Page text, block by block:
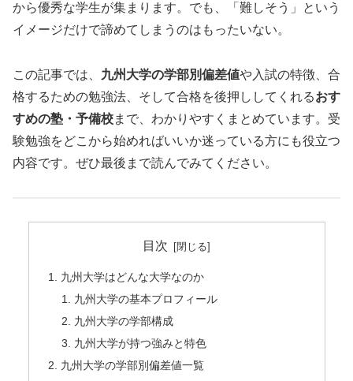
から優秀な学生が集まります。でも、「難しそう」という
イメージだけで諦めてしまうのはもったいない。
この記事では、 九州大学の学部別偏差値や入試の特徴、合
格するための勉強法、そして合格を後押ししてくれるおす
すめの塾・予備校まで、わかりやすくまとめています。受
験勉強をどこから始めればいいか迷っている方にも役立つ
内容です。ぜひ最後まで読んでみてください。
目次
九州大学はどんな大学なのか
九州大学の基本プロフィール
九州大学の学部構成
九州大学が持つ強みと特色
九州大学の学部別偏差値一覧